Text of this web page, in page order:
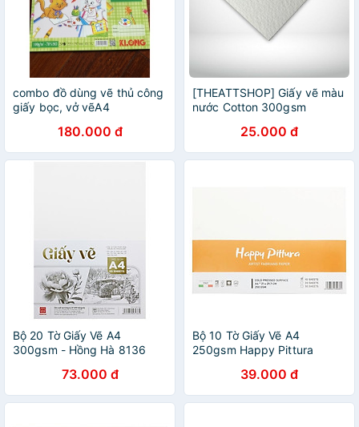
combo đồ dùng vẽ thủ công
giấy bọc, vở vẽA4
180.000 đ
[THEATTSHOP] Giấy vẽ màu
nước Cotton 300gsm
25.000 đ
Bộ 20 Tờ Giấy Vẽ A4
300gsm - Hồng Hà 8136
73.000 đ
Bộ 10 Tờ Giấy Vẽ A4
250gsm Happy Pittura
39.000 đ